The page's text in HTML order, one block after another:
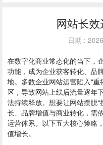
网站长
日期 :
在数字化商业常态化的当下，
功能，成为企业获客转化、品
地。多数企业网站运营陷入“
区，导致网站上线后流量逐年
法持续释放。想要让网站摆脱
长、品牌增值与商业转化，需
运营体系。以下五大核心策略
值增长。